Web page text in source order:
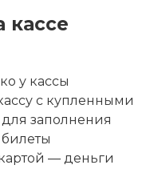
кассе
у кассы
с купленными
заполнения
— деньги